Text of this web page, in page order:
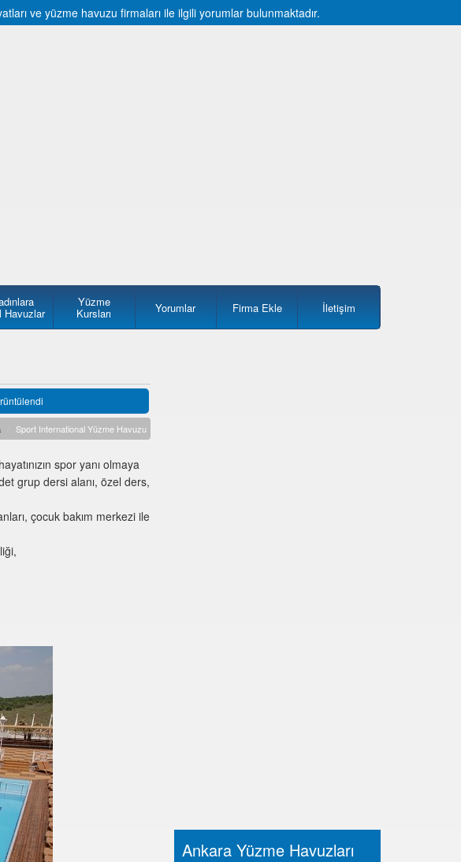
ve yüzme havuzu firmaları ile ilgili yorumlar bulunmaktadır.
Havuzlar
Yüzme
Kursları Yorumlar Firma Ekle İletişim
Sport International Yüzme Havuzu
spor yanı olmaya
grup dersi alanı, özel ders,
çocuk bakım merkezi ile
Ankara Yüzme Havuzları